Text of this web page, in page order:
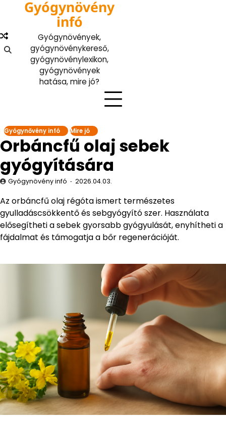
content
Gyógynövény
infó
Gyógynövények,
gyógynövénykereső,
gyógynövénylexikon,
gyógynövények
hatása, mire jó?
Gyógynővény infó Mire jó
Orbáncfű olaj sebek
gyógyítására
Gyógynövény infó 2026.04.03.
Az orbáncfű olaj régóta ismert természetes
gyulladáscsökkentő és sebgyógyító szer. Használata
elősegítheti a sebek gyorsabb gyógyulását, enyhítheti a
fájdalmat és támogatja a bőr regenerációját.